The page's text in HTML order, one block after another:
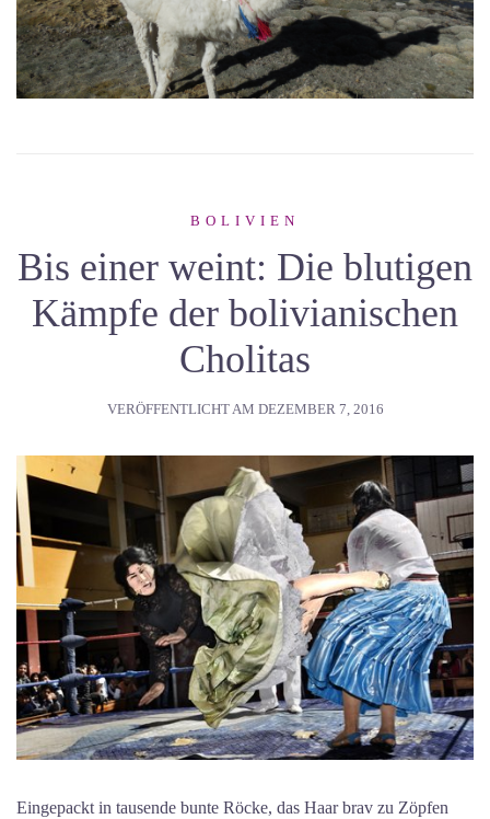
BOLIVIEN
Bis einer weint: Die blutigen
Kämpfe der bolivianischen
Cholitas
VERÖFFENTLICHT AM DEZEMBER 7, 2016
Eingepackt in tausende bunte Röcke, das Haar brav zu Zöpfen